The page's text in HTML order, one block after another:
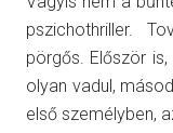
pszichothriller.
pörgős. Először
olyan vadul,
első személyben,